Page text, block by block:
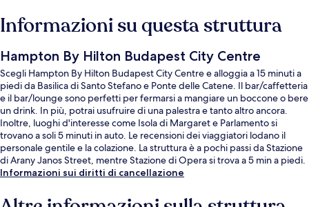
Informazioni su questa struttura
Hampton By Hilton Budapest City Centre
Scegli Hampton By Hilton Budapest City Centre e alloggia a 15 minuti a
piedi da Basilica di Santo Stefano e Ponte delle Catene. Il bar/caffetteria
e il bar/lounge sono perfetti per fermarsi a mangiare un boccone o bere
un drink. In più, potrai usufruire di una palestra e tanto altro ancora.
Inoltre, luoghi d'interesse come Isola di Margaret e Parlamento si
trovano a soli 5 minuti in auto. Le recensioni dei viaggiatori lodano il
personale gentile e la colazione. La struttura è a pochi passi da Stazione
di Arany Janos Street, mentre Stazione di Opera si trova a 5 min a piedi.
Informazioni sui diritti di cancellazione